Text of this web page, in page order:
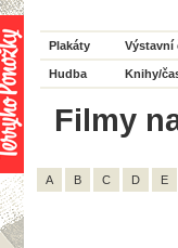
Plakáty Výstavní
Hudba Knihy/
Filmy
A B C D E